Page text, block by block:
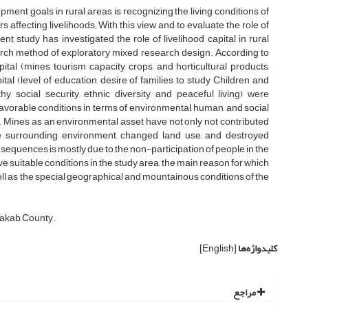
goals in rural areas is recognizing the living conditions of
affecting livelihoods; With this view and to evaluate the role of
study has investigated the role of livelihood capital in rural
method of exploratory mixed research design. According to
(mines, tourism capacity, crops, and horticultural products,
(level of education, desire of families to study Children and
social security, ethnic diversity, and peaceful living) were
conditions in terms of environmental, human, and social
as an environmental asset have not only not contributed
environment, changed land use, and destroyed
is mostly due to the non-participation of people in the
conditions in the study area, the main reason for which
as the special geographical and mountainous conditions of the
County.
کلیدواژه‌ها[English]
مراجع